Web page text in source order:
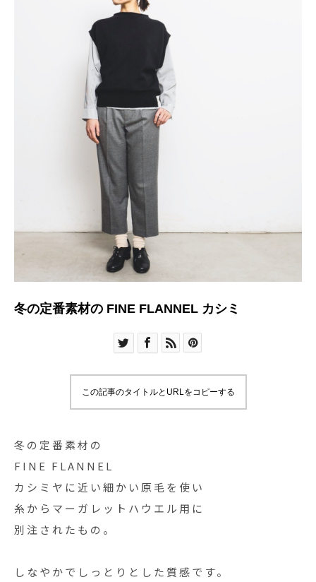
冬の定番素材の FINE FLANNEL カシミ
この記事のタイトルとURLをコピーする
冬の定番素材の
FINE FLANNEL
カシミヤに近い細かい原毛を使い
糸からマーガレットハウエル用に
別注されたもの。
しなやかでしっとりとした質感です。